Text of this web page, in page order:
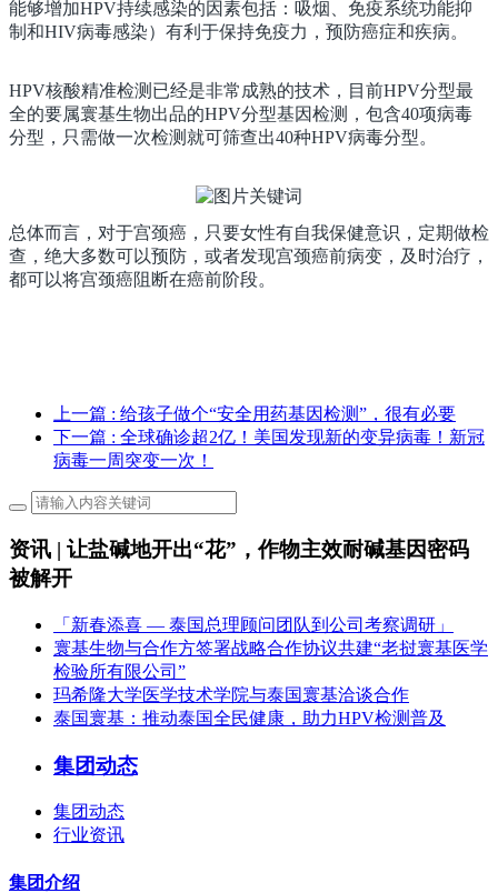
能够增加HPV持续感染的因素包括：吸烟、免疫系统功能抑
制和HIV病毒感染）有利于保持免疫力，预防癌症和疾病。
HPV核酸精准检测已经是非常成熟的技术，目前HPV分型最
全的要属寰基生物出品的HPV分型基因检测，包含40项病毒
分型，只需做一次检测就可筛查出40种HPV病毒分型。
总体而言，对于宫颈癌，只要女性有自我保健意识，定期做检
查，绝大多数可以预防，或者发现宫颈癌前病变，及时治疗，
都可以将宫颈癌阻断在癌前阶段。
上一篇 : 给孩子做个“安全用药基因检测”，很有必要
下一篇 : 全球确诊超2亿！美国发现新的变异病毒！新冠
病毒一周突变一次！
资讯 | 让盐碱地开出“花”，作物主效耐碱基因密码
被解开
「新春添喜 — 泰国总理顾问团队到公司考察调研」
寰基生物与合作方签署战略合作协议共建“老挝寰基医学
检验所有限公司”
玛希隆大学医学技术学院与泰国寰基洽谈合作
泰国寰基：推动泰国全民健康，助力HPV检测普及
集团动态
集团动态
行业资讯
集团介绍